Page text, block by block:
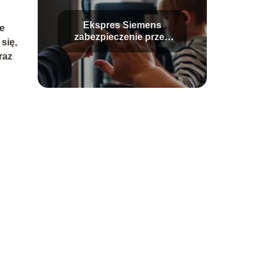
Ekspres Siemens
zabezpieczenie przed
dziećmi – jak wyłączyć?